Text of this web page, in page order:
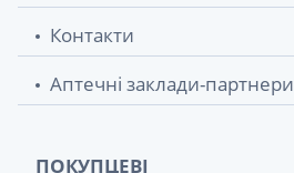
Контакти
Аптечні заклади-партнери
ПОКУПЦЕВІ